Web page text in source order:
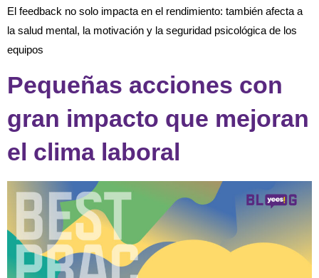
El feedback no solo impacta en el rendimiento: también afecta a
la salud mental, la motivación y la seguridad psicológica de los
equipos
Pequeñas acciones con
gran impacto que mejoran
el clima laboral